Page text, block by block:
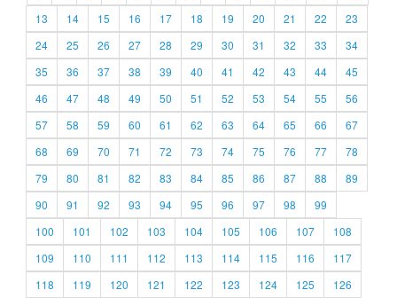
13
14 15 16 17 18 19 20 21 22
23
24
25 26 27 28 29 30 31 32 33
34
35
36 37 38 39 40 41 42 43 44
45
46
47 48 49 50 51 52 53 54 55
56
57
58 59 60 61 62 63 64 65 66
67
68
69 70 71 72 73 74 75 76 77
78
79
80 81 82 83 84 85 86 87 88
89
90
91 92 93 94 95 96 97 98
99
100
101 102 103 104 105 106 107
108
109
110 111 112 113 114 115 116
117
118
119 120 121 122 123 124 125
126